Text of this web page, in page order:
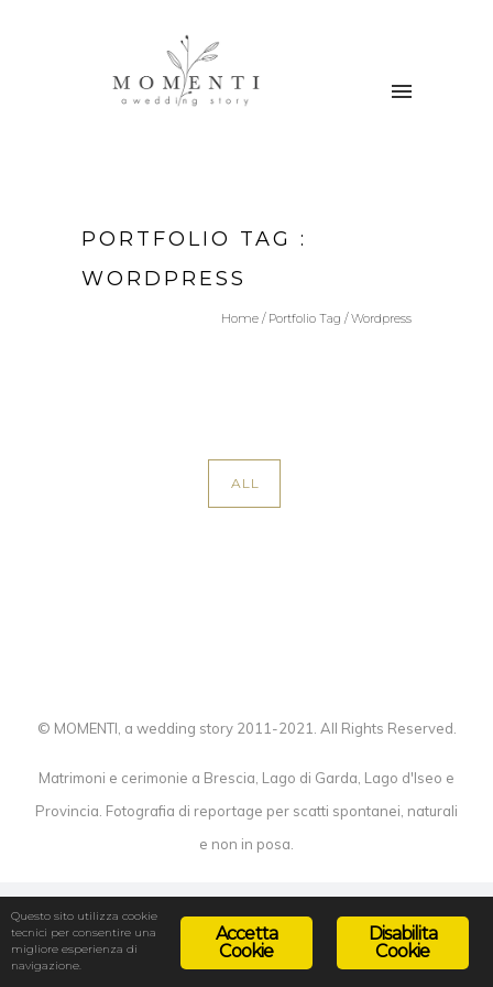
PORTFOLIO TAG :
WORDPRESS
Home / Portfolio Tag /Wordpress
ALL
© MOMENTI, a wedding story 2011-2021. All Rights Reserved.
Matrimoni e cerimonie a Brescia, Lago di Garda, Lago d'Iseo e
Provincia. Fotografia di reportage per scatti spontanei, naturali
e non in posa.
Disabilita
Cookie
Accetta
Cookie
Questo sito utilizza cookie
tecnici per consentire una
migliore esperienza di
navigazione.